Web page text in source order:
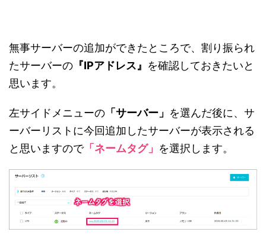
無事サーバーの追加ができたところで、割り振られ
たサーバーの 『IPアドレス』 を確認しておきたいと
思います。
左サイドメニューの 「サーバー」 を選んだ後に、サ
ーバーリストに今回追加したサーバーが表示される
と思いますので「ネームタグ」 を選択します。